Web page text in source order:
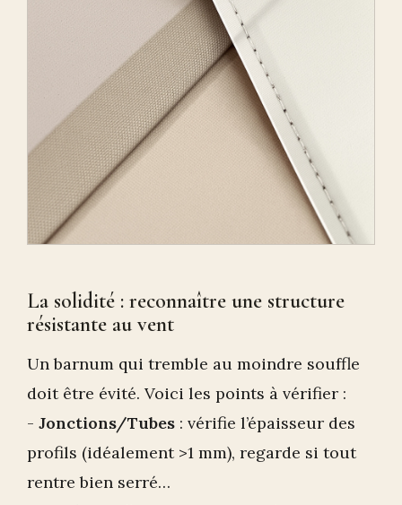
La solidité : reconnaître une structure
résistante au vent
Un barnum qui tremble au moindre souffle
doit être évité. Voici les points à vérifier :
- Jonctions/Tubes : vérifie l’épaisseur des
profils (idéalement >1 mm), regarde si tout
rentre bien serré…